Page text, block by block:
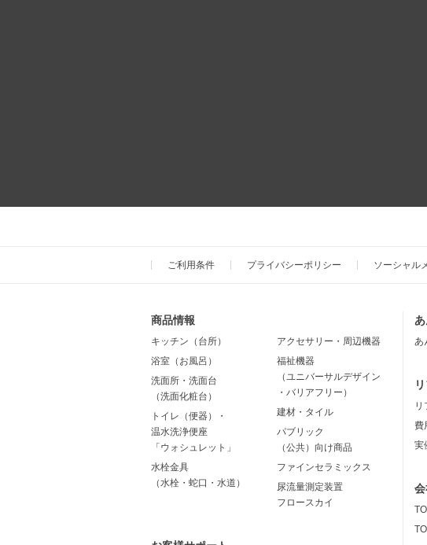
ご利用条件 プライバシーポリシー ソーシャル
商品情報
キッチン（台所）
浴室（お風呂）
洗面所・洗面台
（洗面化粧台）
トイレ（便器）・
温水洗浄便座
「ウォシュレット」
水栓金具
（水栓・蛇口・水道）
アクセサリー・周辺機器
福祉機器
（ユニバーサルデザイン
・バリアフリー）
建材・タイル
パブリック
（公共）向け商品
ファインセラミックス
尿流量測定装置
フロースカイ
あ
リ
費
実